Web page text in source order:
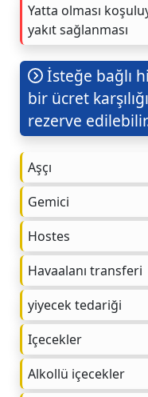
Yatta olması
yakıt sağlanması
İsteğe bağlı
bir ücret
rezerve
Aşçı
Gemici
Hostes
Havaalanı transferi
yiyecek tedariği
Içecekler
Alkollü içecekler